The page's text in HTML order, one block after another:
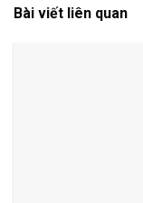
Bài viết liên quan